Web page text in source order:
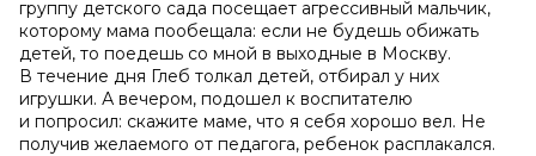
группу детского сада посещает агрессивный мальчик,
которому мама пообещала: если не будешь обижать
детей, то поедешь со мной в выходные в Москву.
В течение дня Глеб толкал детей, отбирал у них
игрушки. А вечером, подошел к воспитателю
и попросил: скажите маме, что я себя хорошо вел. Не
получив желаемого от педагога, ребенок расплакался.